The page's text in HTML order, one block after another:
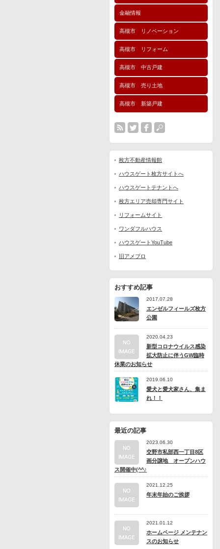
金融情報
高槻市 リノベーション
高槻市 リフォーム
高槻市 中古戸建
高槻市 売り土地
高槻市 新築戸建
枚方不動産情報館
ハウスゲート枚方サイトへ
ハウスゲートテナントへ
枚方エリア売却専門サイト
リフォームサイト
ワンダフルハウス
ハウスゲートYouTube
旧アメブロ
おすすめ記事
2017.07.28
エンゼルフィールズ枚方
公園
2020.04.23
新型コロナウイルス感染
拡大防止に伴うGW臨時
休業のお知らせ
2019.06.10
愛犬と愛犬家さん、集ま
れ！！
最近の記事
2023.06.30
交野市私部西一丁目8区
画分譲地 オープンハウ
ス開催中(^^♪
2021.12.25
年末年始のご挨拶
2021.01.12
ホームページ メンテナン
スのお知らせ